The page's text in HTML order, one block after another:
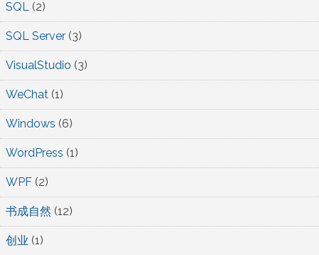
SQL (2)
SQL Server (3)
VisualStudio (3)
WeChat (1)
Windows (6)
WordPress (1)
WPF (2)
书成自然 (12)
创业 (1)